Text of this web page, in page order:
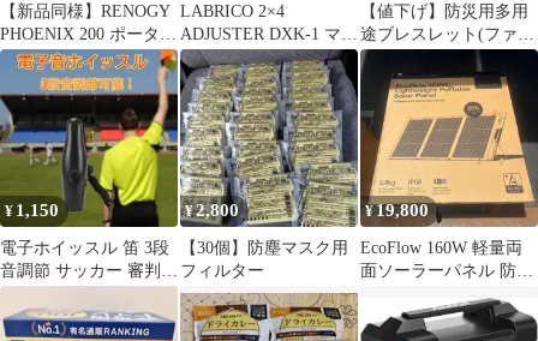
【新品同様】RENOGY
PHOENIX 200 ポータブ
ル電源 本体
LABRICO 2×4
ADJUSTER DXK-1 マッ
トブラック
【値下げ】防災用多用
途ブレスレット(ファイ
ヤースターター、笛、
磁石、パラコード付
¥ 1,150
電子ホイッスル 笛 3段
音調節 サッカー 審判
防災 防犯 登山 アウト
ドら
¥2,800
【30個】防塵マスク用
フィルター
¥19,800
EcoFlow 160W 軽量両
面ソーラーパネル 防災